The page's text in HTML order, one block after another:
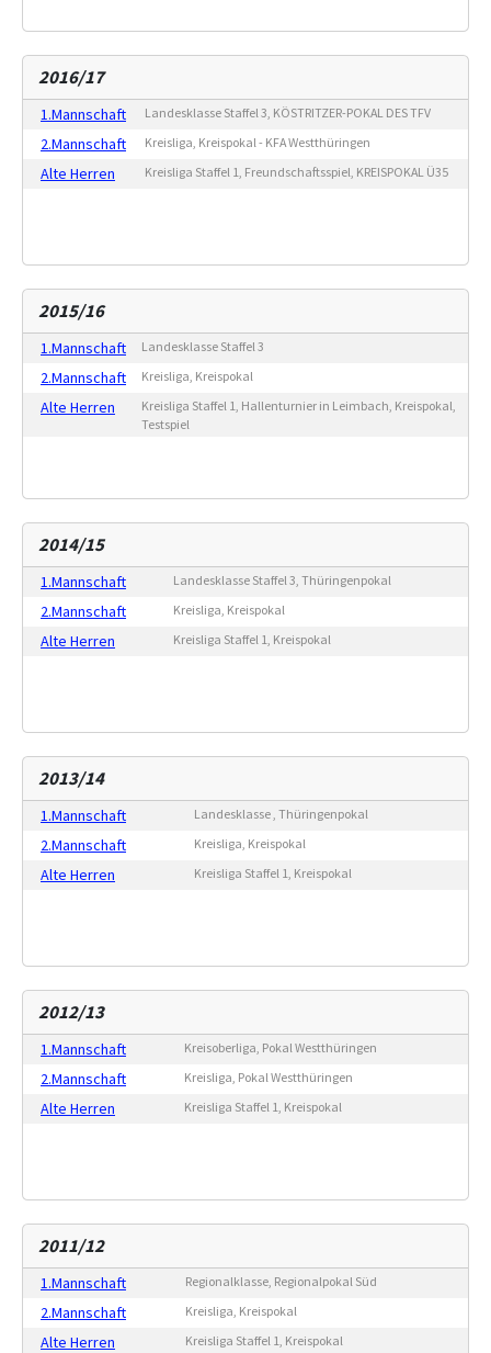
2016/17
1.Mannschaft Landesklasse Staffel 3, KÖSTRITZER-POKAL DES TFV
2.Mannschaft Kreisliga, Kreispokal - KFA Westthüringen
Alte Herren Kreisliga Staffel 1, Freundschaftsspiel, KREISPOKAL Ü35
2015/16
1.Mannschaft Landesklasse Staffel 3
2.Mannschaft Kreisliga, Kreispokal
Alte Herren
Kreisliga Staffel 1, Hallenturnier in Leimbach, Kreispokal,
Testspiel
2014/15
1.Mannschaft Landesklasse Staffel 3, Thüringenpokal
2.Mannschaft Kreisliga, Kreispokal
Alte Herren Kreisliga Staffel 1, Kreispokal
2013/14
1.Mannschaft Landesklasse , Thüringenpokal
2.Mannschaft Kreisliga, Kreispokal
Alte Herren Kreisliga Staffel 1, Kreispokal
2012/13
1.Mannschaft Kreisoberliga, Pokal Westthüringen
2.Mannschaft Kreisliga, Pokal Westthüringen
Alte Herren Kreisliga Staffel 1, Kreispokal
2011/12
1.Mannschaft Regionalklasse, Regionalpokal Süd
2.Mannschaft Kreisliga, Kreispokal
Alte Herren Kreisliga Staffel 1, Kreispokal